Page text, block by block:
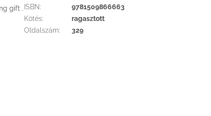
gift . ISBN:
9781509866663
Kötés:
ragasztott
Oldalszám: 329